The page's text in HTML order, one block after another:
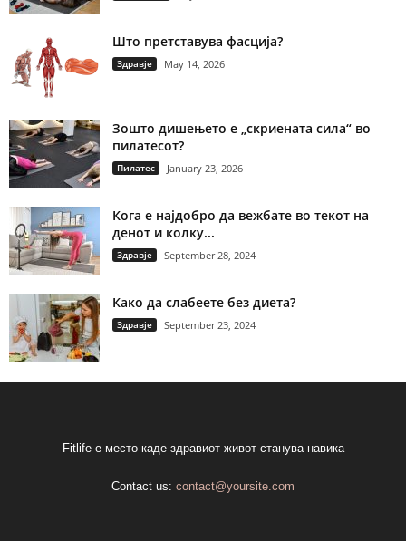
Што претставува фасција?
Здравје May 14, 2026
Зошто дишењето е „скриената сила“ во
пилатесот?
Пилатес January 23, 2026
Кога е најдобро да вежбате во текот на
денот и колку...
Здравје September 28, 2024
Како да слабеете без диета?
Здравје September 23, 2024
Fitlife е место каде здравиот живот станува навика
Contact us: contact@yoursite.com